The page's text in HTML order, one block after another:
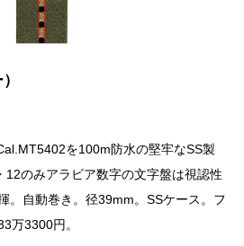
を100m防水の堅牢なSS製
12のみアラビア数字の文字盤は視認性
。自動巻き。径39mm。SSケース。フ
万3300円。